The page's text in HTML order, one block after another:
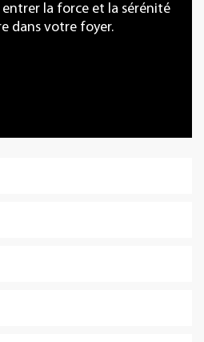
la force et la sérénité
dans votre foyer.